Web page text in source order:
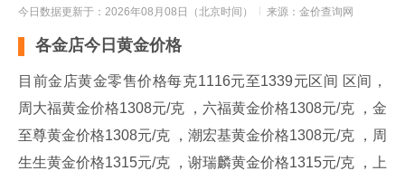
今日数据更新于：2026年08月08日（北京时间） 来源：金价查询网
各金店今日黄金价格
目前金店黄金零售价格每克1116元至1339元区间 区间，
周大福黄金价格1308元/克 ，六福黄金价格1308元/克 ，金
至尊黄金价格1308元/克 ，潮宏基黄金价格1308元/克 ，周
生生黄金价格1315元/克 ，谢瑞麟黄金价格1315元/克 ，上